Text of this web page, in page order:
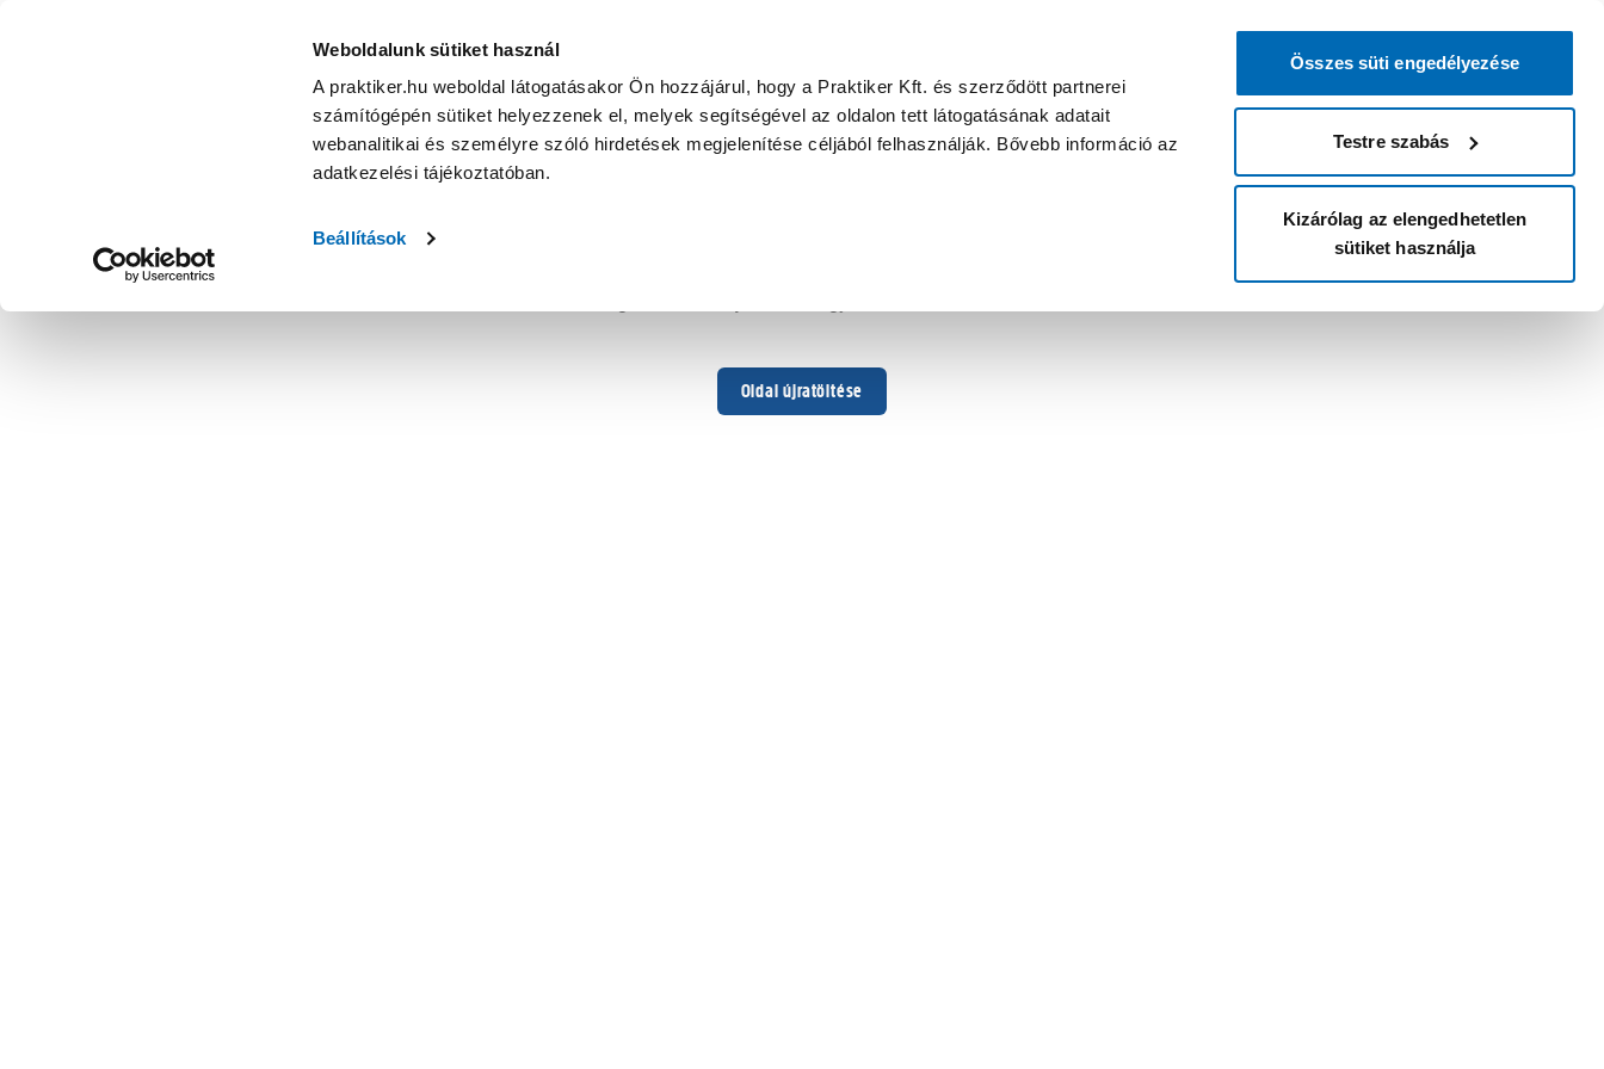
Weboldalunk sütiket használ
A praktiker.hu weboldal látogatásakor Ön hozzájárul, hogy a Praktiker Kft. és szerződött partnerei
számítógépén sütiket helyezzenek el, melyek segítségével az oldalon tett látogatásának adatait
webanalitikai és személyre szóló hirdetések megjelenítése céljából felhasználják. Bővebb információ az
adatkezelési tájékoztatóban.
Beállítások
Összes süti engedélyezése
Testre szabás
Kizárólag az elengedhetetlen
sütiket használja
Oldal újratöltése